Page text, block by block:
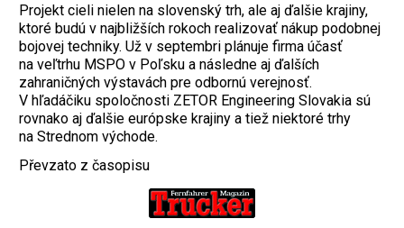
Projekt cieli nielen na slovenský trh, ale aj ďalšie krajiny,
ktoré budú v najbližších rokoch realizovať nákup podobnej
bojovej techniky. Už v septembri plánuje firma účasť
na veľtrhu MSPO v Poľsku a následne aj ďalších
zahraničných výstavách pre odbornú verejnosť.
V hľadáčiku spoločnosti ZETOR Engineering Slovakia sú
rovnako aj ďalšie európske krajiny a tiež niektoré trhy
na Strednom východe.
Převzato z časopisu